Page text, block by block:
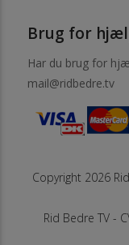
Brug for
Har du brug for
mail@ridbedre.tv
Copyright 2026
Rid Bedre TV -